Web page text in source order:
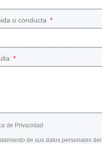
o conducta
de Privacidad
de sus datos personales